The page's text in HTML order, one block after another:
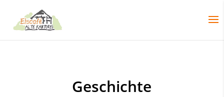
Geschichte